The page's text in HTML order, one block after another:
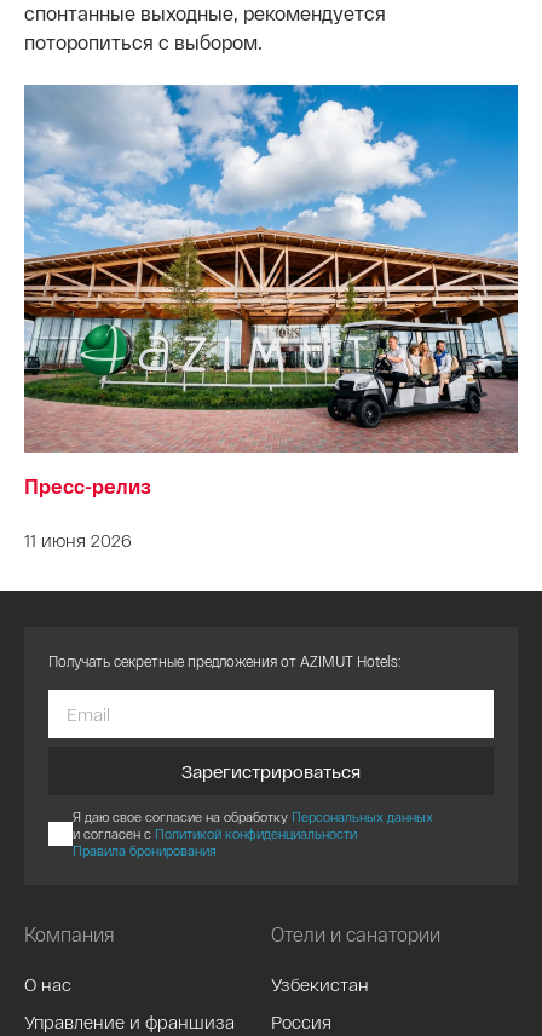
спонтанные выходные, рекомендуется
поторопиться с выбором.
Пресс-релиз
11 июня 2026
Компания
О нас
Управление и франшиза
Отели и санатории
Узбекистан
Россия
Получать секретные предложения от AZIMUT Hotels:
Зарегистрироваться
Я даю свое согласие на обработку Персональных данных
и согласен с Политикой конфиденциальности
Правила бронирования